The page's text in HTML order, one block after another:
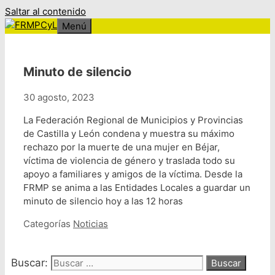
Saltar al contenido
Menú
Minuto de silencio
30 agosto, 2023
La Federación Regional de Municipios y Provincias
de Castilla y León condena y muestra su máximo
rechazo por la muerte de una mujer en Béjar,
víctima de violencia de género y traslada todo su
apoyo a familiares y amigos de la víctima. Desde la
FRMP se anima a las Entidades Locales a guardar un
minuto de silencio hoy a las 12 horas
Categorías Noticias
Buscar: